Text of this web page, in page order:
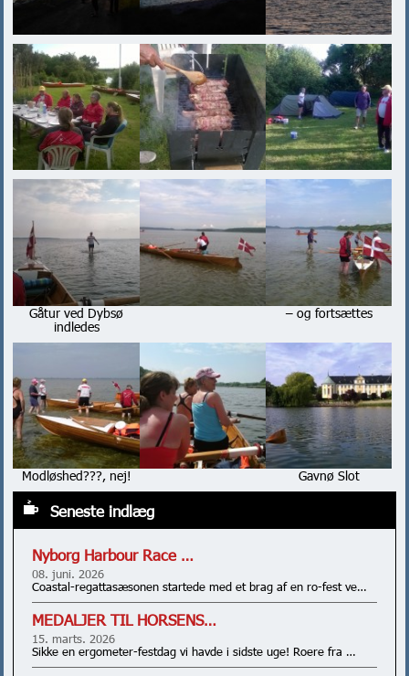
Gåtur ved Dybsø
indledes
– og fortsættes
Modløshed???, nej! Gavnø Slot
Seneste indlæg
Nyborg Harbour Race …
08. juni. 2026
Coastal-regattasæsonen startede med et brag af en ro-fest ve…
MEDALJER TIL HORSENS…
15. marts. 2026
Sikke en ergometer-festdag vi havde i sidste uge! Roere fra …